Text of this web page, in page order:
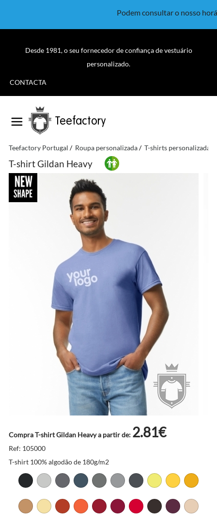
Podem consultar o nosso
Desde 1981, o seu fornecedor de confiança de vestuário
personalizado.
CONTACTA
Teefactory
Teefactory Portugal Roupa personalizada T-shirts personalizadas
T-shirt Gildan Heavy
Compra T-shirt Gildan Heavy a partir de: 2.81€
Ref: 105000
T-shirt 100% algodão de 180g/m2